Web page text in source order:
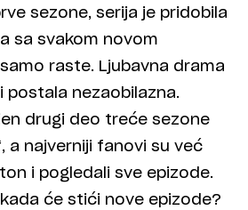
sezone, serija je pridobila
sa svakom novom
raste. Ljubavna drama
postala nezaobilazna.
drugi deo treće sezone
a najverniji fanovi su već
i pogledali sve epizode.
će stići nove epizode?